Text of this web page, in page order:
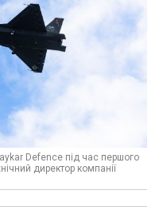
Defence під час першого
директор компанії